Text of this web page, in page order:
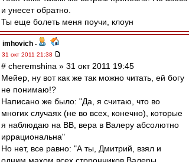
и унесет обратно.
Ты еще болеть меня поучи, клоун
imhovich -
31 окт 2011 21:38
# cheremshina » 31 окт 2011 19:45
Мейер, ну вот как же так можно читать, ей богу
не понимаю!?
Написано же было: "Да, я считаю, что во
многих случаях (не во всех, конечно), которые
я наблюдаю на ВВ, вера в Валеру абсолютно
иррациональна"
Но нет, все равно: "А ты, Дмитрий, взял и